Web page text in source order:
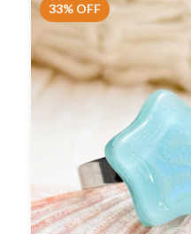
33% OFF